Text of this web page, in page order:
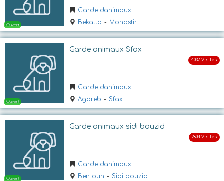
Ouvert
Ouvert
Garde d'animaux
Bekalta - Monastir
Garde animaux Sfax
Garde d'animaux
Agareb - Sfax
Garde animaux sidi bouzid
Garde d'animaux
Ben oun - Sidi bouzid